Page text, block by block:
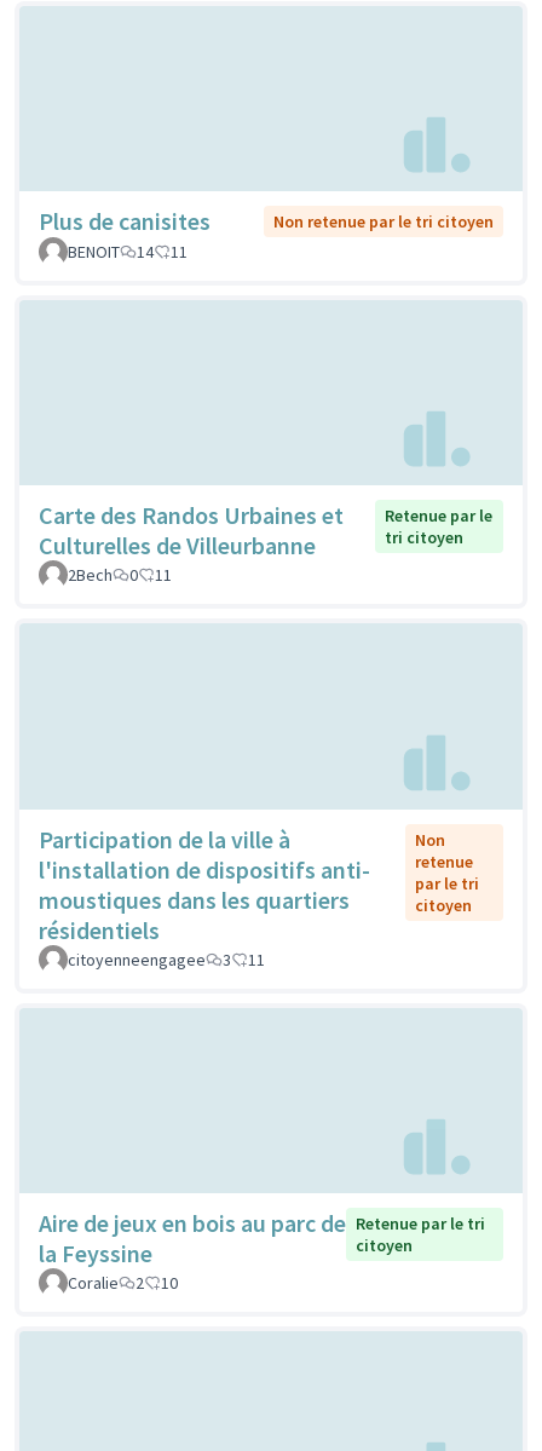
Plus de canisites
Non retenue par le tri citoyen
BENOIT
14 11
Carte des Randos Urbaines et
Culturelles de Villeurbanne
Retenue par le
tri citoyen
2Bech
0 11
Participation de la ville à
l'installation de dispositifs anti-
moustiques dans les quartiers
résidentiels
Non
retenue
par le tri
citoyen
citoyenneengagee 3 11
Aire de jeux en bois au parc de
la Feyssine
Retenue par le tri
citoyen
Coralie
2 10